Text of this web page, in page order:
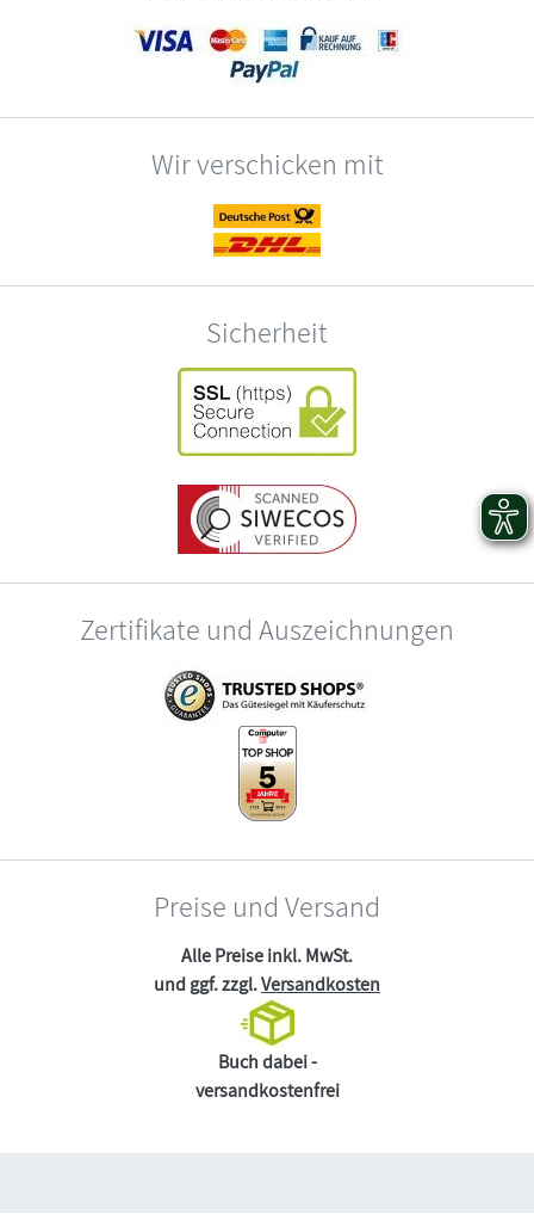
Wir verschicken mit
Sicherheit
Zertifikate und Auszeichnungen
Preise und Versand
Alle Preise inkl. MwSt.
und ggf. zzgl.Versandkosten
Buch dabei -
versandkostenfrei